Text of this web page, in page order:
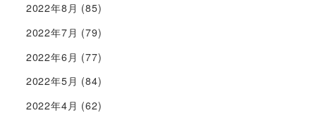
2022年8月 (85)
2022年7月 (79)
2022年6月 (77)
2022年5月 (84)
2022年4月 (62)